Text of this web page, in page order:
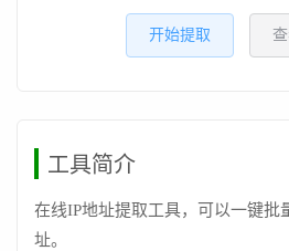
开始提取
工具简介
在线IP地址提取工具，可以一键批
址。